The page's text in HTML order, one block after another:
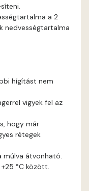
a 2
nedvességtartalma
hígítást nem
vigyek fel az
hogy már
rétegek
átvonható.
°C között.